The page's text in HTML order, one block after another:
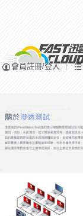
會員註冊/登入｜